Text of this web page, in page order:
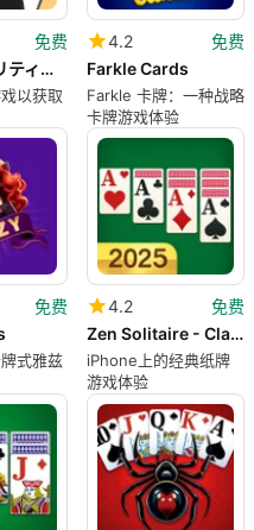
免费
クラシルソリティア ポイ活ゲームでポイントが貯まる
以获取
4.2
免费
Farkle Cards
Farkle 卡牌：一种战略
卡牌游戏体验
免费
式雅兹
4.2
免费
Zen Solitaire - Classic Card
iPhone上的经典纸牌
游戏体验